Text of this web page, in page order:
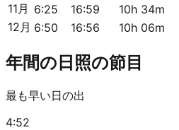
11月 6:25 16:59
10h 34m
12月 6:50 16:56 10h 06m
年間の日照の節目
最も早い日の出
4:52